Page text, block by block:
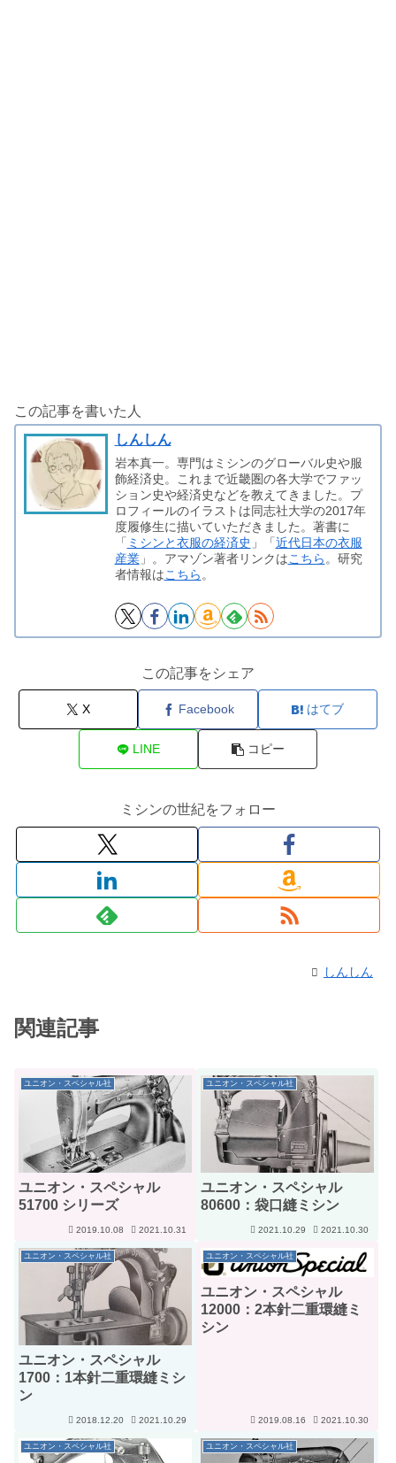
この記事を書いた人
しんしん
岩本真一。専門はミシンのグローバル史や服
飾経済史。これまで近畿圏の各大学でファッ
ション史や経済史などを教えてきました。プ
ロフィールのイラストは同志社大学の2017年
度履修生に描いていただきました。著書に
「 ミシンと衣服の経済史 」「 近代日本の衣服
産業」。アマゾン著者リンクはこちら 。研究
者情報はこちら 。
この記事をシェア
X Facebook はてブ
LINE コピー
ミシンの世紀をフォロー
しんしん
関連記事
ユニオン・スペシャル社
ユニオン・スペシャル
51700 シリーズ
2019.10.08 2021.10.31
ユニオン・スペシャル社
ユニオン・スペシャル
80600：袋口縫ミシン
2021.10.29 2021.10.30
ユニオン・スペシャル社
ユニオン・スペシャル
1700：1本針二重環縫ミシ
ン
2018.12.20 2021.10.29
ユニオン・スペシャル社
ユニオン・スペシャル
12000：2本針二重環縫ミ
シン
2019.08.16 2021.10.30
ユニオン・スペシャル社 ユニオン・スペシャル社